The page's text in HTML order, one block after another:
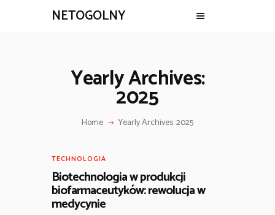
NETOGOLNY
Yearly Archives:
2025
Home Yearly Archives: 2025
TECHNOLOGIA
Biotechnologia w produkcji
biofarmaceutyków: rewolucja w
medycynie